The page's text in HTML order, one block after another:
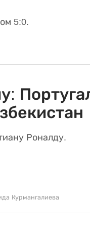
5:0.
Роналду.
Курмангалиева